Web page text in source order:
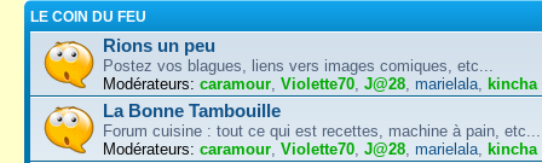
LE COIN DU FEU
Rions un peu
Postez vos blagues, liens vers images comiques, etc...
Modérateurs: caramour Violette70 J@28 marielala kincha
La Bonne Tambouille
Forum cuisine : tout ce qui est recettes, machine à pain, etc...
Modérateurs: caramour Violette70 J@28 marielala kincha